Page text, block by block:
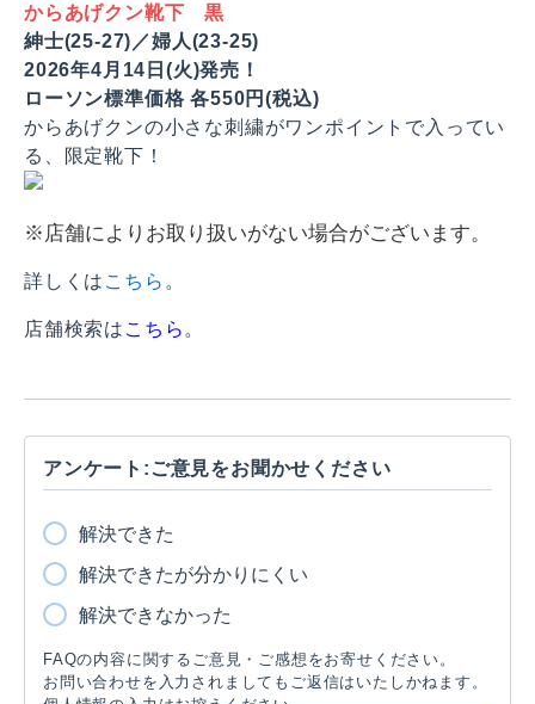
からあげクン靴下 黒
紳士(25-27)／婦人(23-25)
2026年4月14日(火)発売！
ローソン標準価格 各550円(税込)
からあげクンの小さな刺繍がワンポイントで入ってい
る、限定靴下！
※店舗によりお取り扱いがない場合がございます。
詳しくは こちら 。
店舗検索は こちら 。
アンケート:ご意見をお聞かせください
解決できた
解決できたが分かりにくい
解決できなかった
FAQの内容に関するご意見・ご感想をお寄せください。
お問い合わせを入力されましてもご返信はいたしかねます。